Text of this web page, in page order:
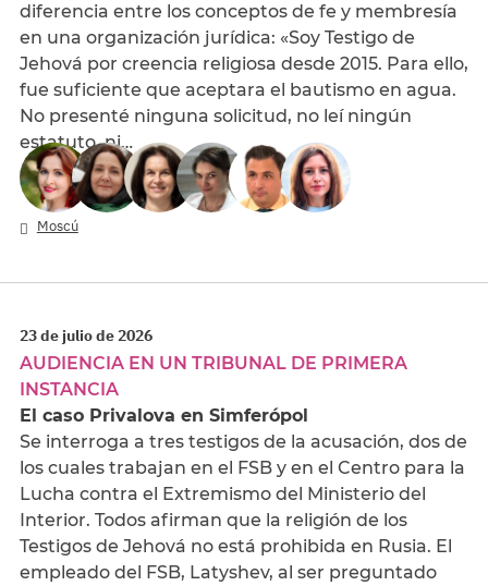
diferencia entre los conceptos de fe y membresía
en una organización jurídica: «Soy Testigo de
Jehová por creencia religiosa desde 2015. Para ello,
fue suficiente que aceptara el bautismo en agua.
No presenté ninguna solicitud, no leí ningún
estatuto, ni…
Moscú
23 de julio de 2026
AUDIENCIA EN UN TRIBUNAL DE PRIMERA
INSTANCIA
El caso Privalova en Simferópol
Se interroga a tres testigos de la acusación, dos de
los cuales trabajan en el FSB y en el Centro para la
Lucha contra el Extremismo del Ministerio del
Interior. Todos afirman que la religión de los
Testigos de Jehová no está prohibida en Rusia. El
empleado del FSB, Latyshev, al ser preguntado